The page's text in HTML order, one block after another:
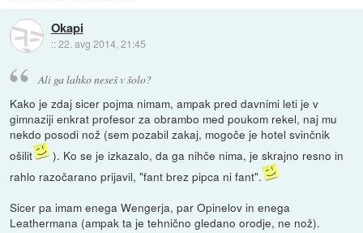
Okapi
::22. avg 2014, 21:45
Ali ga lahko neseš v šolo?
Kako je zdaj sicer pojma nimam, ampak pred davnimi leti je v
gimnaziji enkrat profesor za obrambo med poukom rekel, naj mu
nekdo posodi nož (sem pozabil zakaj, mogoče je hotel svinčnik
ošilit
). Ko se je izkazalo, da ga nihče nima, je skrajno resno in
rahlo razočarano prijavil, "fant brez pipca ni fant".
Sicer pa imam enega Wengerja, par Opinelov in enega
Leathermana (ampak ta je tehnično gledano orodje, ne nož).